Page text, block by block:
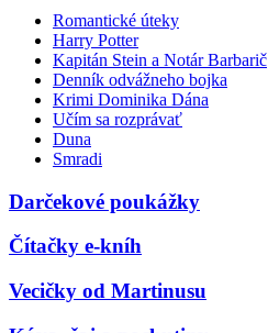
Romantické úteky
Harry Potter
Kapitán Stein a Notár Barbarič
Denník odvážneho bojka
Krimi Dominika Dána
Učím sa rozprávať
Duna
Smradi
Darčekové poukážky
Čítačky e-kníh
Vecičky od Martinusu